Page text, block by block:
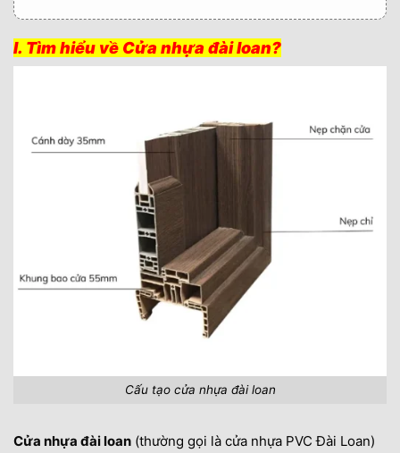
I. Tìm hiểu về Cửa nhựa đài loan?
Cấu tạo cửa nhựa đài loan
Cửa nhựa đài loan (thường gọi là cửa nhựa PVC Đài Loan)